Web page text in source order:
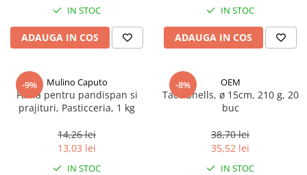
Specialitati din ulei
Terine si placinte
Uleiuri Premium
Uleiuri speciale/presate la rece
Ulei de masline extravirgin
Ulei Gegenbauer
Ulei Huilerie Beaujolaise
IN STOC
ADAUGA IN COS
IN STOC
ADAUGA IN COS
-9% Mulino Caputo
Faina pentru pandispan si
prajituri, Pasticceria, 1 kg
14,26 lei
13,03 lei
IN STOC
-8% OEM
Taco Shells, ø 15cm, 210 g, 20
buc
38,70 lei
35,52 lei
IN STOC